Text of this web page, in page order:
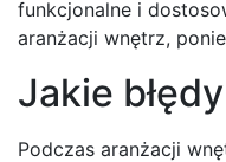
funkcjonalne i
aranżacji wnętrz,
Jakie
Podczas aranżacji